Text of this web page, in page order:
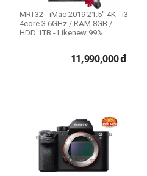
MRT32 - iMac 2019 21.5" 4K - i3
4core 3.6GHz / RAM 8GB /
HDD 1TB - Likenew 99%
11,990,000đ